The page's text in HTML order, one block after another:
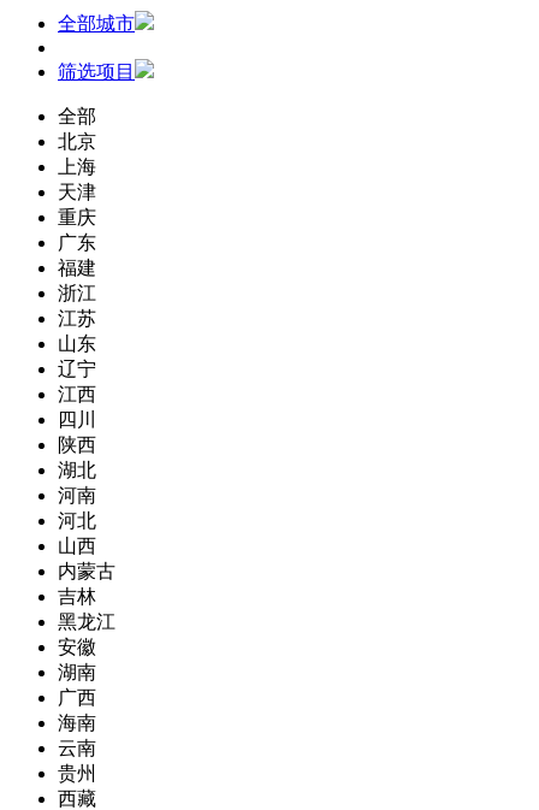
全部城市
筛选项目
全部
北京
上海
天津
重庆
广东
福建
浙江
江苏
山东
辽宁
江西
四川
陕西
湖北
河南
河北
山西
内蒙古
吉林
黑龙江
安徽
湖南
广西
海南
云南
贵州
西藏